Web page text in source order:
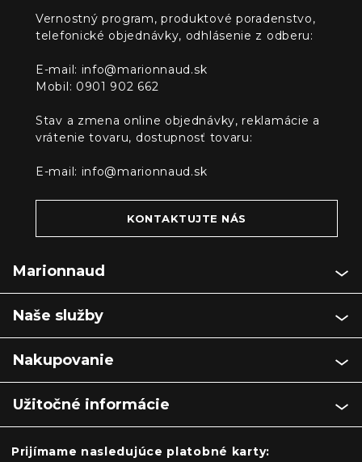
Vernostný program, produktové poradenstvo,
telefonické objednávky, odhlásenie z odberu:
E-mail: info@marionnaud.sk
Mobil: 0901 902 662
Stav a zmena online objednávky, reklamácie a
vrátenie tovaru, dostupnosť tovaru:
E-mail: info@marionnaud.sk
KONTAKTUJTE NÁS
Marionnaud
Naše služby
Nakupovanie
Užitočné informácie
Prijímame nasledujúce platobné karty: